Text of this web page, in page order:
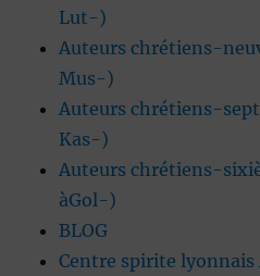
Lut-)
Auteurs chrétiens-
Mus-)
Auteurs chrétiens-
Kas-)
Auteurs chrétiens-
àGol-)
BLOG
Centre spirite lyonnais